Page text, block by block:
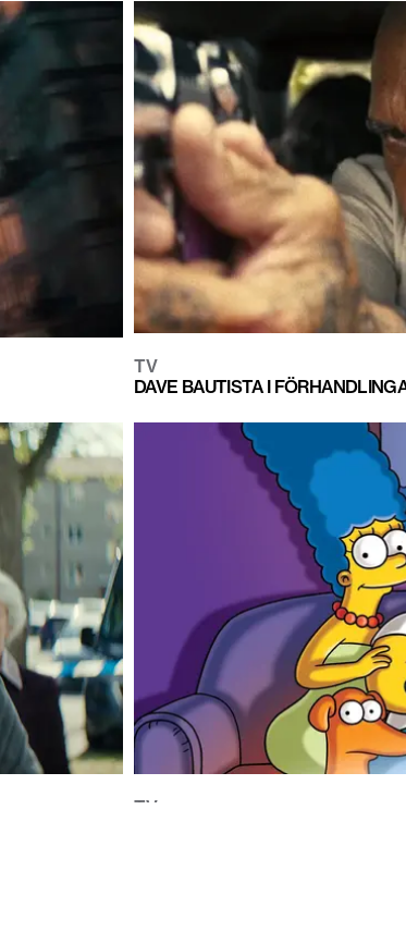
TV
DAVE BAUTISTA I
TV